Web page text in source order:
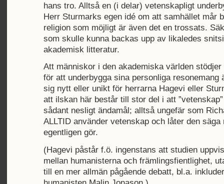
hans tro. Alltså en (i delar) vetenskapligt
Herr Sturmarks egen idé om att samhället mår
religion som möjligt är även det en trossats.
som skulle kunna backas upp av likaledes
akademisk litteratur.
Att människor i den akademiska världen
för att underbygga sina personliga resonemang
sig nytt eller unikt för herrarna Hagevi eller
att ilskan här består till stor del i att
sådant nesligt ändamål; alltså ungefär som
ALLTID använder vetenskap och låter den säga
egentligen gör.
(Hagevi påstår f.ö. ingenstans att studien
mellan humanisterna och främlingsfientlighet,
till en mer allmän pågående debatt, bl.a.